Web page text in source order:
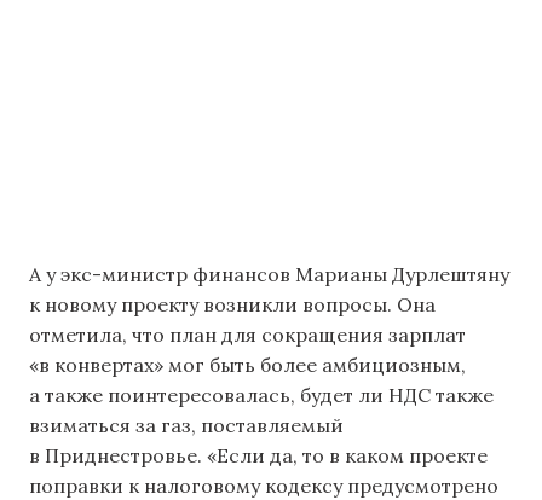
А у экс-министр финансов Марианы Дурлештяну
к новому проекту возникли вопросы. Она
отметила, что план для сокращения зарплат
«в конвертах» мог быть более амбициозным,
а также поинтересовалась, будет ли НДС также
взиматься за газ, поставляемый
в Приднестровье. «Если да, то в каком проекте
поправки к налоговому кодексу предусмотрено